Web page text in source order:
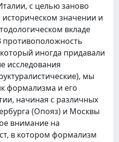
с целью заново
значении и
вкладе
иногда придавали
исследования
мы
формализма и его
начиная с различных
(Опояз) и Москвы
внимание на
в котором формализм